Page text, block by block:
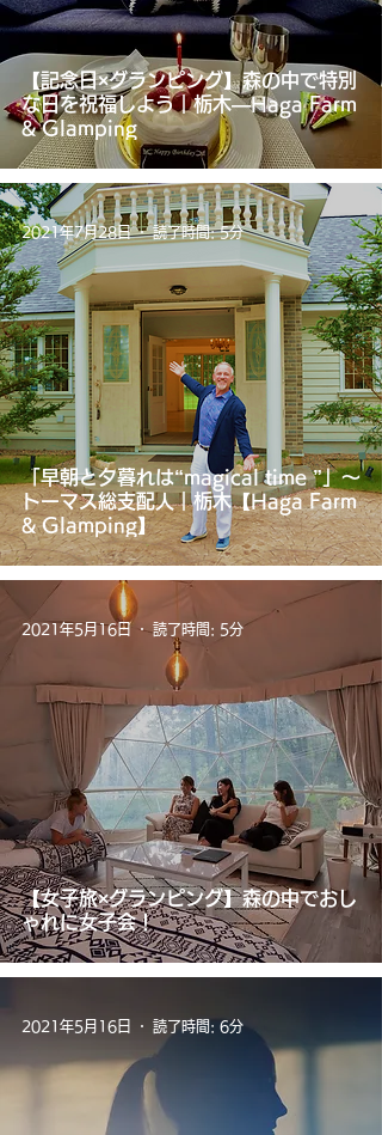
【記念日×グランピング】森の中で特別
な日を祝福しよう｜栃木―Haga Farm
& Glamping
「早朝と夕暮れは“magical time ”」～
トーマス総支配人｜栃木【Haga Farm
& Glamping】
2021年7月28日 読了時間: 5分
【女子旅×グランピング】森の中でおし
ゃれに女子会！
2021年5月16日 読了時間: 5分
2021年5月16日 読了時間: 6分